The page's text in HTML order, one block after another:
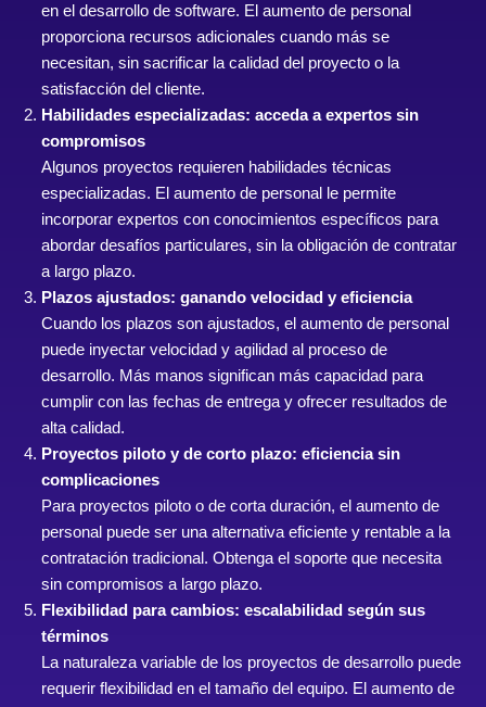
en el desarrollo de software. El aumento de personal
proporciona recursos adicionales cuando más se
necesitan, sin sacrificar la calidad del proyecto o la
satisfacción del cliente.
Habilidades especializadas: acceda a expertos sin
compromisos
Algunos proyectos requieren habilidades técnicas
especializadas. El aumento de personal le permite
incorporar expertos con conocimientos específicos para
abordar desafíos particulares, sin la obligación de contratar
a largo plazo.
Plazos ajustados: ganando velocidad y eficiencia
Cuando los plazos son ajustados, el aumento de personal
puede inyectar velocidad y agilidad al proceso de
desarrollo. Más manos significan más capacidad para
cumplir con las fechas de entrega y ofrecer resultados de
alta calidad.
Proyectos piloto y de corto plazo: eficiencia sin
complicaciones
Para proyectos piloto o de corta duración, el aumento de
personal puede ser una alternativa eficiente y rentable a la
contratación tradicional. Obtenga el soporte que necesita
sin compromisos a largo plazo.
Flexibilidad para cambios: escalabilidad según sus
términos
La naturaleza variable de los proyectos de desarrollo puede
requerir flexibilidad en el tamaño del equipo. El aumento de